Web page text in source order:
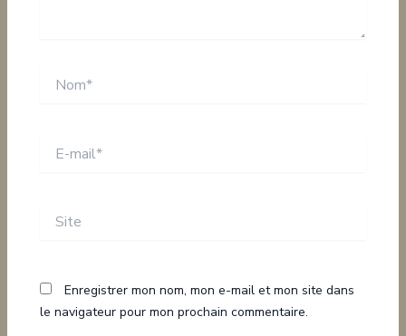
mail*
Enregistrer mon nom, mon e-mail et mon site dans
le navigateur pour mon prochain commentaire.